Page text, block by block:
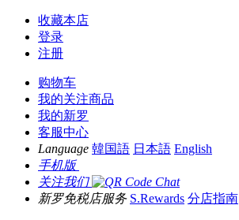
收藏本店
登录
注册
购物车
我的关注商品
我的新罗
客服中心
Language 韓国語 日本語 English
手机版
关注我们
新罗免税店服务 S.Rewards 分店指南